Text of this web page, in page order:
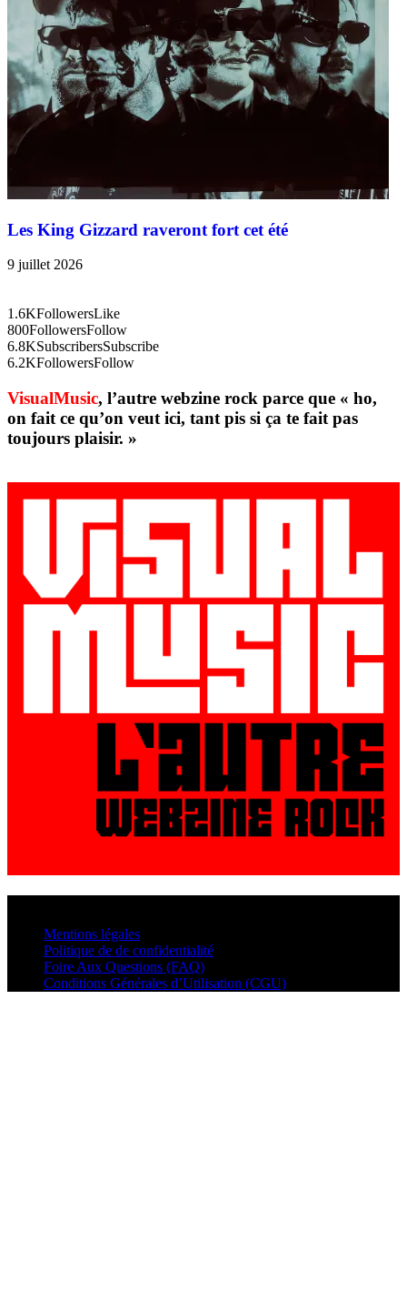
Les King Gizzard raveront fort cet été
9 juillet 2026
1.6KFollowersLike
800FollowersFollow
6.8KSubscribersSubscribe
6.2KFollowersFollow
VisualMusic, l’autre webzine rock parce que « ho,
on fait ce qu’on veut ici, tant pis si ça te fait pas
toujours plaisir. »
Mentions légales
Politique de de confidentialité
Foire Aux Questions (FAQ)
Conditions Générales d’Utilisation (CGU)